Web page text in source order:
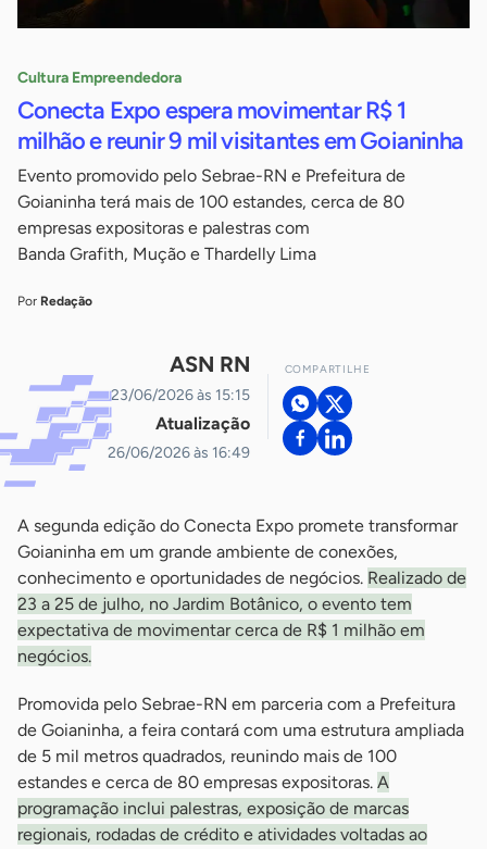
Cultura Empreendedora
Conecta Expo espera movimentar R$ 1
milhão e reunir 9 mil visitantes em Goianinha
Evento promovido pelo Sebrae-RN e Prefeitura de
Goianinha terá mais de 100 estandes, cerca de 80
empresas expositoras e palestras com
Banda Grafith, Mução e Thardelly Lima
Por Redação
ASN RN
23/06/2026 às 15:15
Atualização
26/06/2026 às 16:49
COMPARTILHE
A segunda edição do Conecta Expo promete transformar
Goianinha em um grande ambiente de conexões,
conhecimento e oportunidades de negócios. Realizado de
23 a 25 de julho, no Jardim Botânico, o evento tem
expectativa de movimentar cerca de R$ 1 milhão em
negócios.
Promovida pelo Sebrae-RN em parceria com a Prefeitura
de Goianinha, a feira contará com uma estrutura ampliada
de 5 mil metros quadrados, reunindo mais de 100
estandes e cerca de 80 empresas expositoras. A
programação inclui palestras, exposição de marcas
regionais, rodadas de crédito e atividades voltadas ao